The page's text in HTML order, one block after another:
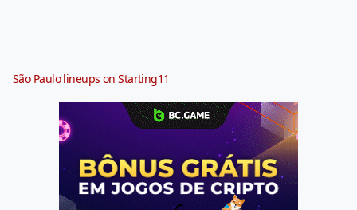
São Paulo lineups on Starting11